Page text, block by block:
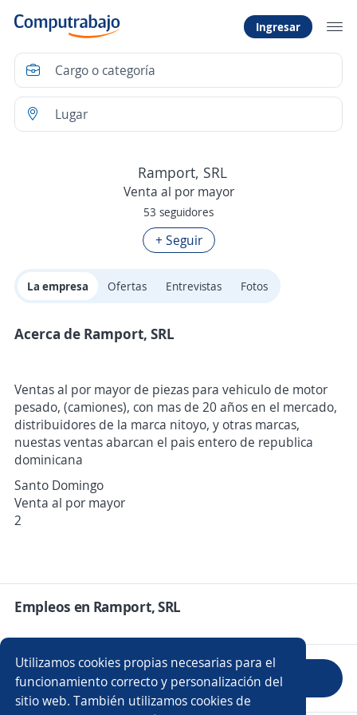
Utilizamos cookies propias necesarias para el
funcionamiento correcto y personalización del
sitio web. También utilizamos cookies de
Ingresar
Ramport, SRL
Venta al por mayor
53 seguidores
+ Seguir
La empresa Ofertas Entrevistas Fotos
Acerca de Ramport, SRL
Ventas al por mayor de piezas para vehiculo de motor
pesado, (camiones), con mas de 20 años en el mercado,
distribuidores de la marca nitoyo, y otras marcas,
nuestas ventas abarcan el pais entero de republica
dominicana
Santo Domingo
Venta al por mayor
2
Empleos en Ramport, SRL
Evaluar empresa